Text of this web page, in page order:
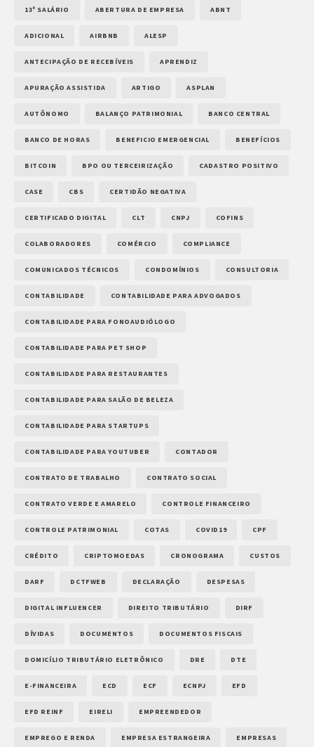
13º SALÁRIO ABERTURA DE EMPRESA ABNT
ADICIONAL AIRBNB ALESP
ANTECIPAÇÃO DE RECEBÍVEIS APRENDIZ
APURAÇÃO ASSISTIDA ARTIGO ASPLAN
AUTÔNOMO BALANÇO PATRIMONIAL BANCO CENTRAL
BANCO DE HORAS BENEFICIO EMERGENCIAL BENEFÍCIOS
BITCOIN BPO OU TERCEIRIZAÇÃO CADASTRO POSITIVO
CASE CBS CERTIDÃO NEGATIVA
CERTIFICADO DIGITAL CLT CNPJ COFINS
COLABORADORES COMÉRCIO COMPLIANCE
COMUNICADOS TÉCNICOS CONDOMÍNIOS CONSULTORIA
CONTABILIDADE CONTABILIDADE PARA ADVOGADOS
CONTABILIDADE PARA FONOAUDIÓLOGO
CONTABILIDADE PARA PET SHOP
CONTABILIDADE PARA RESTAURANTES
CONTABILIDADE PARA SALÃO DE BELEZA
CONTABILIDADE PARA STARTUPS
CONTABILIDADE PARA YOUTUBER CONTADOR
CONTRATO DE TRABALHO CONTRATO SOCIAL
CONTRATO VERDE E AMARELO CONTROLE FINANCEIRO
CONTROLE PATRIMONIAL COTAS COVID19 CPF
CRÉDITO CRIPTOMOEDAS CRONOGRAMA CUSTOS
DARF DCTFWEB DECLARAÇÃO DESPESAS
DIGITAL INFLUENCER DIREITO TRIBUTÁRIO DIRF
DÍVIDAS DOCUMENTOS DOCUMENTOS FISCAIS
DOMICÍLIO TRIBUTÁRIO ELETRÔNICO DRE DTE
E-FINANCEIRA ECD ECF ECNPJ EFD
EFD REINF EIRELI EMPREENDEDOR
EMPREGO E RENDA EMPRESA ESTRANGEIRA EMPRESAS